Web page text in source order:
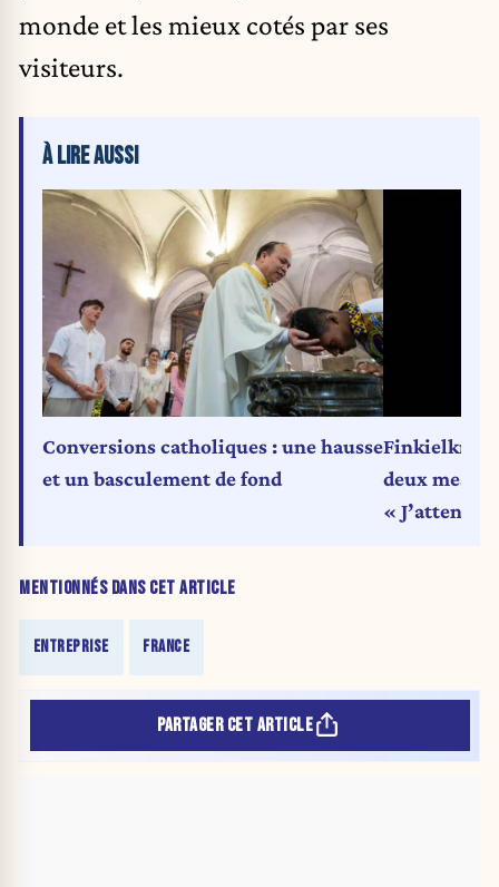
monde et les mieux cotés par ses
visiteurs.
MENTIONNÉS DANS CET ARTICLE
ENTREPRISE FRANCE
À LIRE AUSSI
Conversions catholiques : une hausse
et un basculement de fond
Finkielkraut
deux
« J’attends
PARTAGER CET ARTICLE